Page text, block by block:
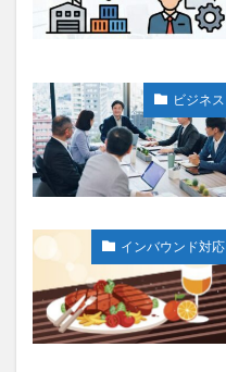
ビジネス
インバウンド対応